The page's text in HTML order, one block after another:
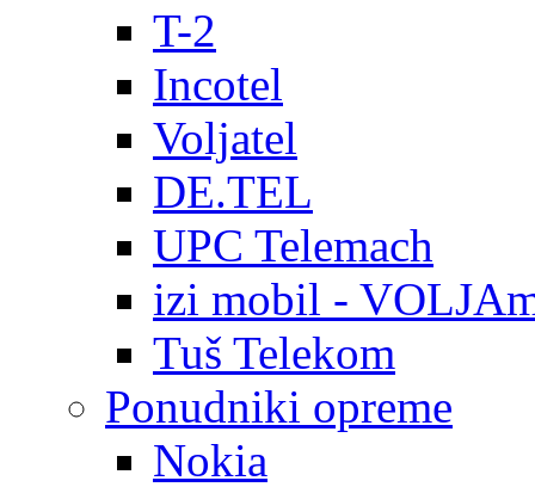
T-2
Incotel
Voljatel
DE.TEL
UPC Telemach
izi mobil -
Tuš Telekom
Ponudniki opreme
Nokia